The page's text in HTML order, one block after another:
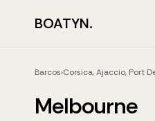
BOATYN.
Barcos›Corsica, Ajaccio, Port
Melbourne